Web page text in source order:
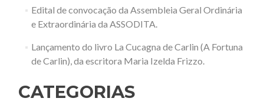
Edital de convocação da Assembleia Geral Ordinária
e Extraordinária da ASSODITA.
Lançamento do livro La Cucagna de Carlin (A Fortuna
de Carlin), da escritora Maria Izelda Frizzo.
CATEGORIAS